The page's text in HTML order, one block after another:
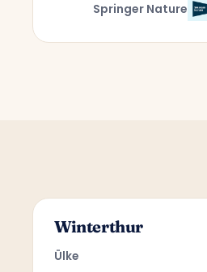
Springer Nature
Winterthur
Ülke